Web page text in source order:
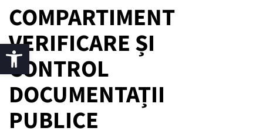
COMPARTIMENT
VERIFICARE ȘI
CONTROL
DOCUMENTAȚII
PUBLICE